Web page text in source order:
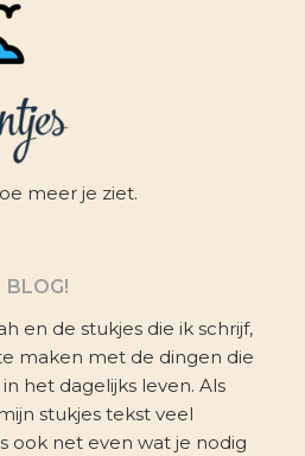
meer je ziet.
BLOG!
en de stukjes die ik schrijf,
maken met de dingen die
het dagelijks leven. Als
stukjes tekst veel
ook net even wat je nodig